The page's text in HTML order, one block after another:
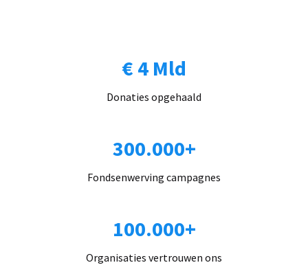
€ 4 Mld
Donaties opgehaald
300.000+
Fondsenwerving campagnes
100.000+
Organisaties vertrouwen ons